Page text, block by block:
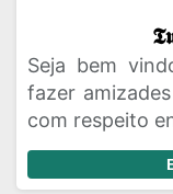
Seja bem
fazer
com respeito